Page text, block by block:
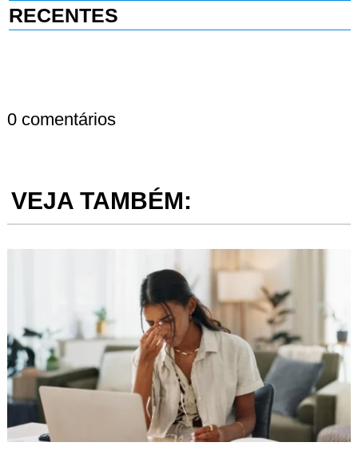
RECENTES
0 comentários
VEJA TAMBÉM: